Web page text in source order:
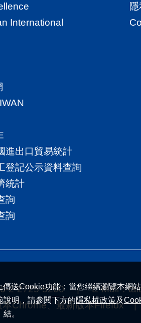
送Cookie功能；當您繼續瀏覽本網
明，請參閱下方的隱私權政策及
結。
International
進出口貿易統計
登記公示資料查詢
統計
詢
詢
2-2725-5200 | E-Mail：
本Chrome、最新版本Firefox